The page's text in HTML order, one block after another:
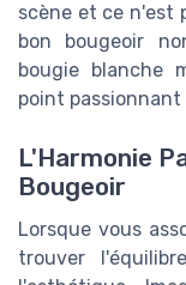
scène et ce n'est
bon bougeoir
bougie blanche
point passionnant
L'Harmonie
Bougeoir
Lorsque vous
trouver